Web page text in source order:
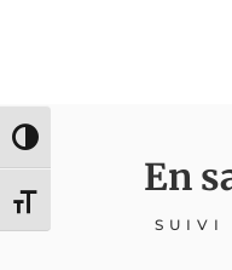
Passer en contraste élevé
Changer la taille de la
En
SUIVI